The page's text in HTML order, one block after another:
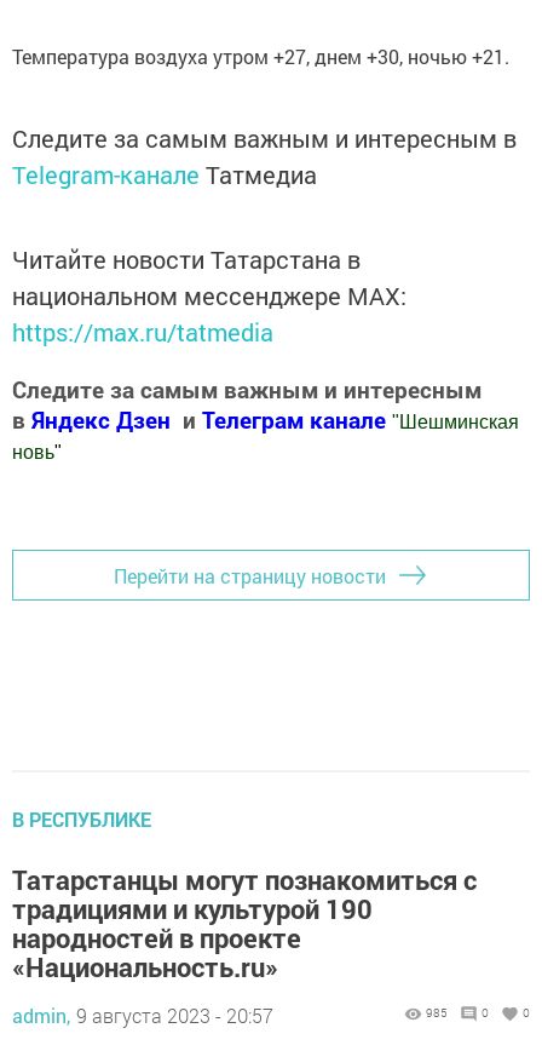
Температура воздуха утром +27, днем +30, ночью +21.
Следите за самым важным и интересным в
Telegram-канале Татмедиа
Читайте новости Татарстана в
национальном мессенджере MАХ:
https://max.ru/tatmedia
Следите за самым важным и интересным
в Яндекс Дзен и Телеграм канале "Шешминская
новь"
Перейти на страницу новости
В РЕСПУБЛИКЕ
Татарстанцы могут познакомиться с
традициями и культурой 190
народностей в проекте
«Национальность.ru»
admin, 9 августа 2023 - 20:57 985 0 0